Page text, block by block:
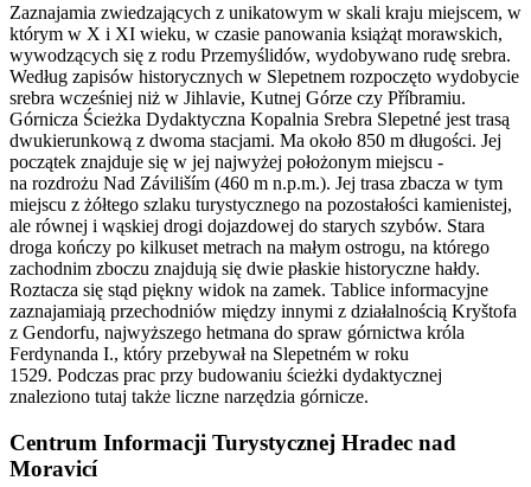
Zaznajamia zwiedzających z unikatowym w skali kraju miejscem, w
którym w X i XI wieku, w czasie panowania książąt morawskich,
wywodzących się z rodu Przemyślidów, wydobywano rudę srebra.
Według zapisów historycznych w Slepetnem rozpoczęto wydobycie
srebra wcześniej niż w Jihlavie, Kutnej Górze czy Příbramiu.
Górnicza Ścieżka Dydaktyczna Kopalnia Srebra Slepetné jest trasą
dwukierunkową z dwoma stacjami. Ma około 850 m długości. Jej
początek znajduje się w jej najwyżej położonym miejscu -
na rozdrożu Nad Záviliším (460 m n.p.m.). Jej trasa zbacza w tym
miejscu z żółtego szlaku turystycznego na pozostałości kamienistej,
ale równej i wąskiej drogi dojazdowej do starych szybów. Stara
droga kończy po kilkuset metrach na małym ostrogu, na którego
zachodnim zboczu znajdują się dwie płaskie historyczne hałdy.
Roztacza się stąd piękny widok na zamek. Tablice informacyjne
zaznajamiają przechodniów między innymi z działalnością Kryštofa
z Gendorfu, najwyższego hetmana do spraw górnictwa króla
Ferdynanda I., który przebywał na Slepetném w roku
1529. Podczas prac przy budowaniu ścieżki dydaktycznej
znaleziono tutaj także liczne narzędzia górnicze.
Centrum Informacji Turystycznej Hradec nad
Moravicí